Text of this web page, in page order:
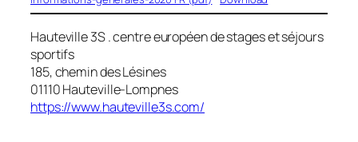
Hauteville 3S . centre européen de stages et séjours
sportifs
185, chemin des Lésines
01110 Hauteville-Lompnes
https://www.hauteville3s.com/